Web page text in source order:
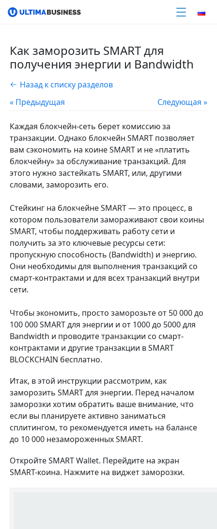
Как заморозить SMART для
получения энергии и Bandwidth
Назад к списку разделов
« Предыдущая
Следующая »
Каждая блокчейн-сеть берет комиссию за
транзакции. Однако блокчейн SMART позволяет
вам сэкономить на коине SMART и не «платить
блокчейну» за обслуживание транзакций. Для
этого нужно застейкать SMART, или, другими
словами, заморозить его.
Стейкинг на блокчейне SMART — это процесс, в
котором пользователи замораживают свои коины
SMART, чтобы поддерживать работу сети и
получить за это ключевые ресурсы сети:
пропускную способность (Bandwidth) и энергию.
Они необходимы для выполнения транзакций со
смарт-контрактами и для всех транзакций внутри
сети.
Чтобы экономить, просто заморозьте от 50 000 до
100 000 SMART для энергии и от 1000 до 5000для
Bandwidth и проводите транзакции со смарт-
контрактами и другие транзакции в SMART
BLOCKCHAIN бесплатно.
Итак, в этой инструкции рассмотрим, как
заморозить SMART для энергии. Перед началом
заморозки хотим обратить ваше внимание, что
если вы планируете активно заниматься
сплитингом, то рекомендуется иметь на балансе
до 10 000 незамороженных SMART.
Откройте SMART Wallet. Перейдите на экран
SMART-коина. Нажмите на виджет заморозки.